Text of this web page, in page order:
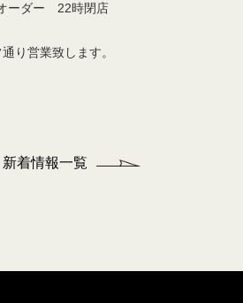
ーダー 22時閉店
り営業致します。
新着情報一覧